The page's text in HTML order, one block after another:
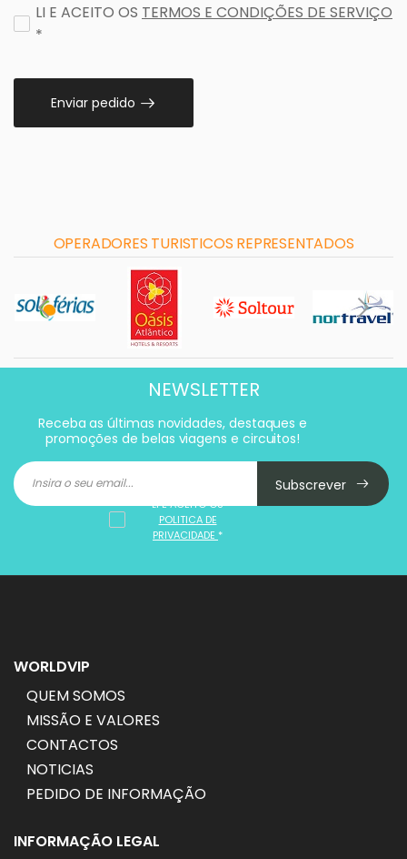
LI E ACEITO OS TERMOS E CONDIÇÕES DE SERVIÇO
*
Enviar pedido
OPERADORES TURISTICOS REPRESENTADOS
NEWSLETTER
Receba as últimas novidades, destaques e
promoções de belas viagens e circuitos!
Subscrever
LI E ACEITO OS
POLITICA DE
PRIVACIDADE *
WORLDVIP
QUEM SOMOS
MISSÃO E VALORES
CONTACTOS
NOTICIAS
PEDIDO DE INFORMAÇÃO
INFORMAÇÃO LEGAL